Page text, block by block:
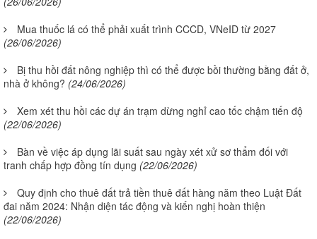
Mua thuốc lá có thể phải xuất trình CCCD, VNeID từ 2027
(26/06/2026)
Bị thu hồi đất nông nghiệp thì có thể được bồi thường bằng đất ở,
nhà ở không? (24/06/2026)
Xem xét thu hồi các dự án trạm dừng nghỉ cao tốc chậm tiến độ
(22/06/2026)
Bàn về việc áp dụng lãi suất sau ngày xét xử sơ thẩm đối với
tranh chấp hợp đồng tín dụng (22/06/2026)
Quy định cho thuê đất trả tiền thuê đất hàng năm theo Luật Đất
đai năm 2024: Nhận diện tác động và kiến nghị hoàn thiện
(22/06/2026)